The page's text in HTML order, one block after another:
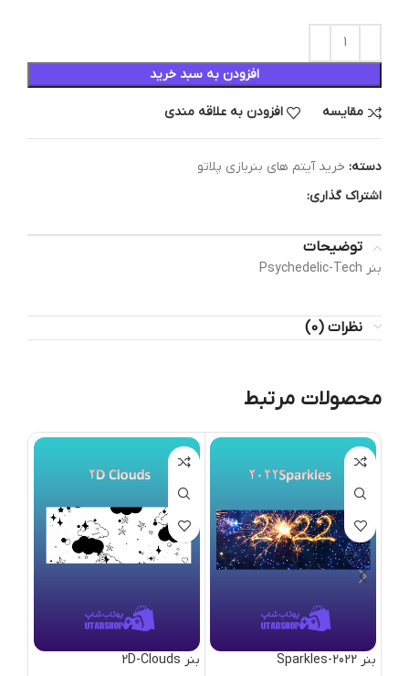
افزودن به سبد خرید
مقایسه افزودن به علاقه مندی
دسته: خرید آیتم های بنربازی پلاتو
اشتراک گذاری:
توضیحات
بنر Psychedelic-Tech
نظرات (0)
محصولات مرتبط
بنر 2022-Sparkles بنر 2D-Clouds